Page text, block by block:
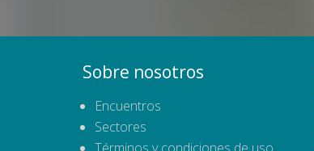
Sobre nosotros
Encuentros
Sectores